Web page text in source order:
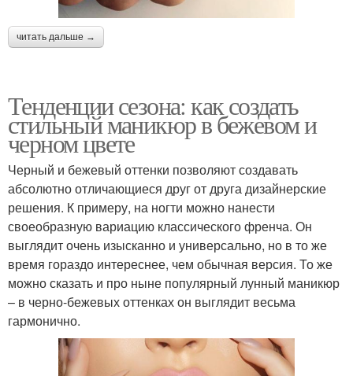
читать дальше →
Тенденции сезона: как создать
стильный маникюр в бежевом и
черном цвете
Черный и бежевый оттенки позволяют создавать
абсолютно отличающиеся друг от друга дизайнерские
решения. К примеру, на ногти можно нанести
своеобразную вариацию классического френча. Он
выглядит очень изысканно и универсально, но в то же
время гораздо интереснее, чем обычная версия. То же
можно сказать и про ныне популярный лунный маникюр
– в черно-бежевых оттенках он выглядит весьма
гармонично.